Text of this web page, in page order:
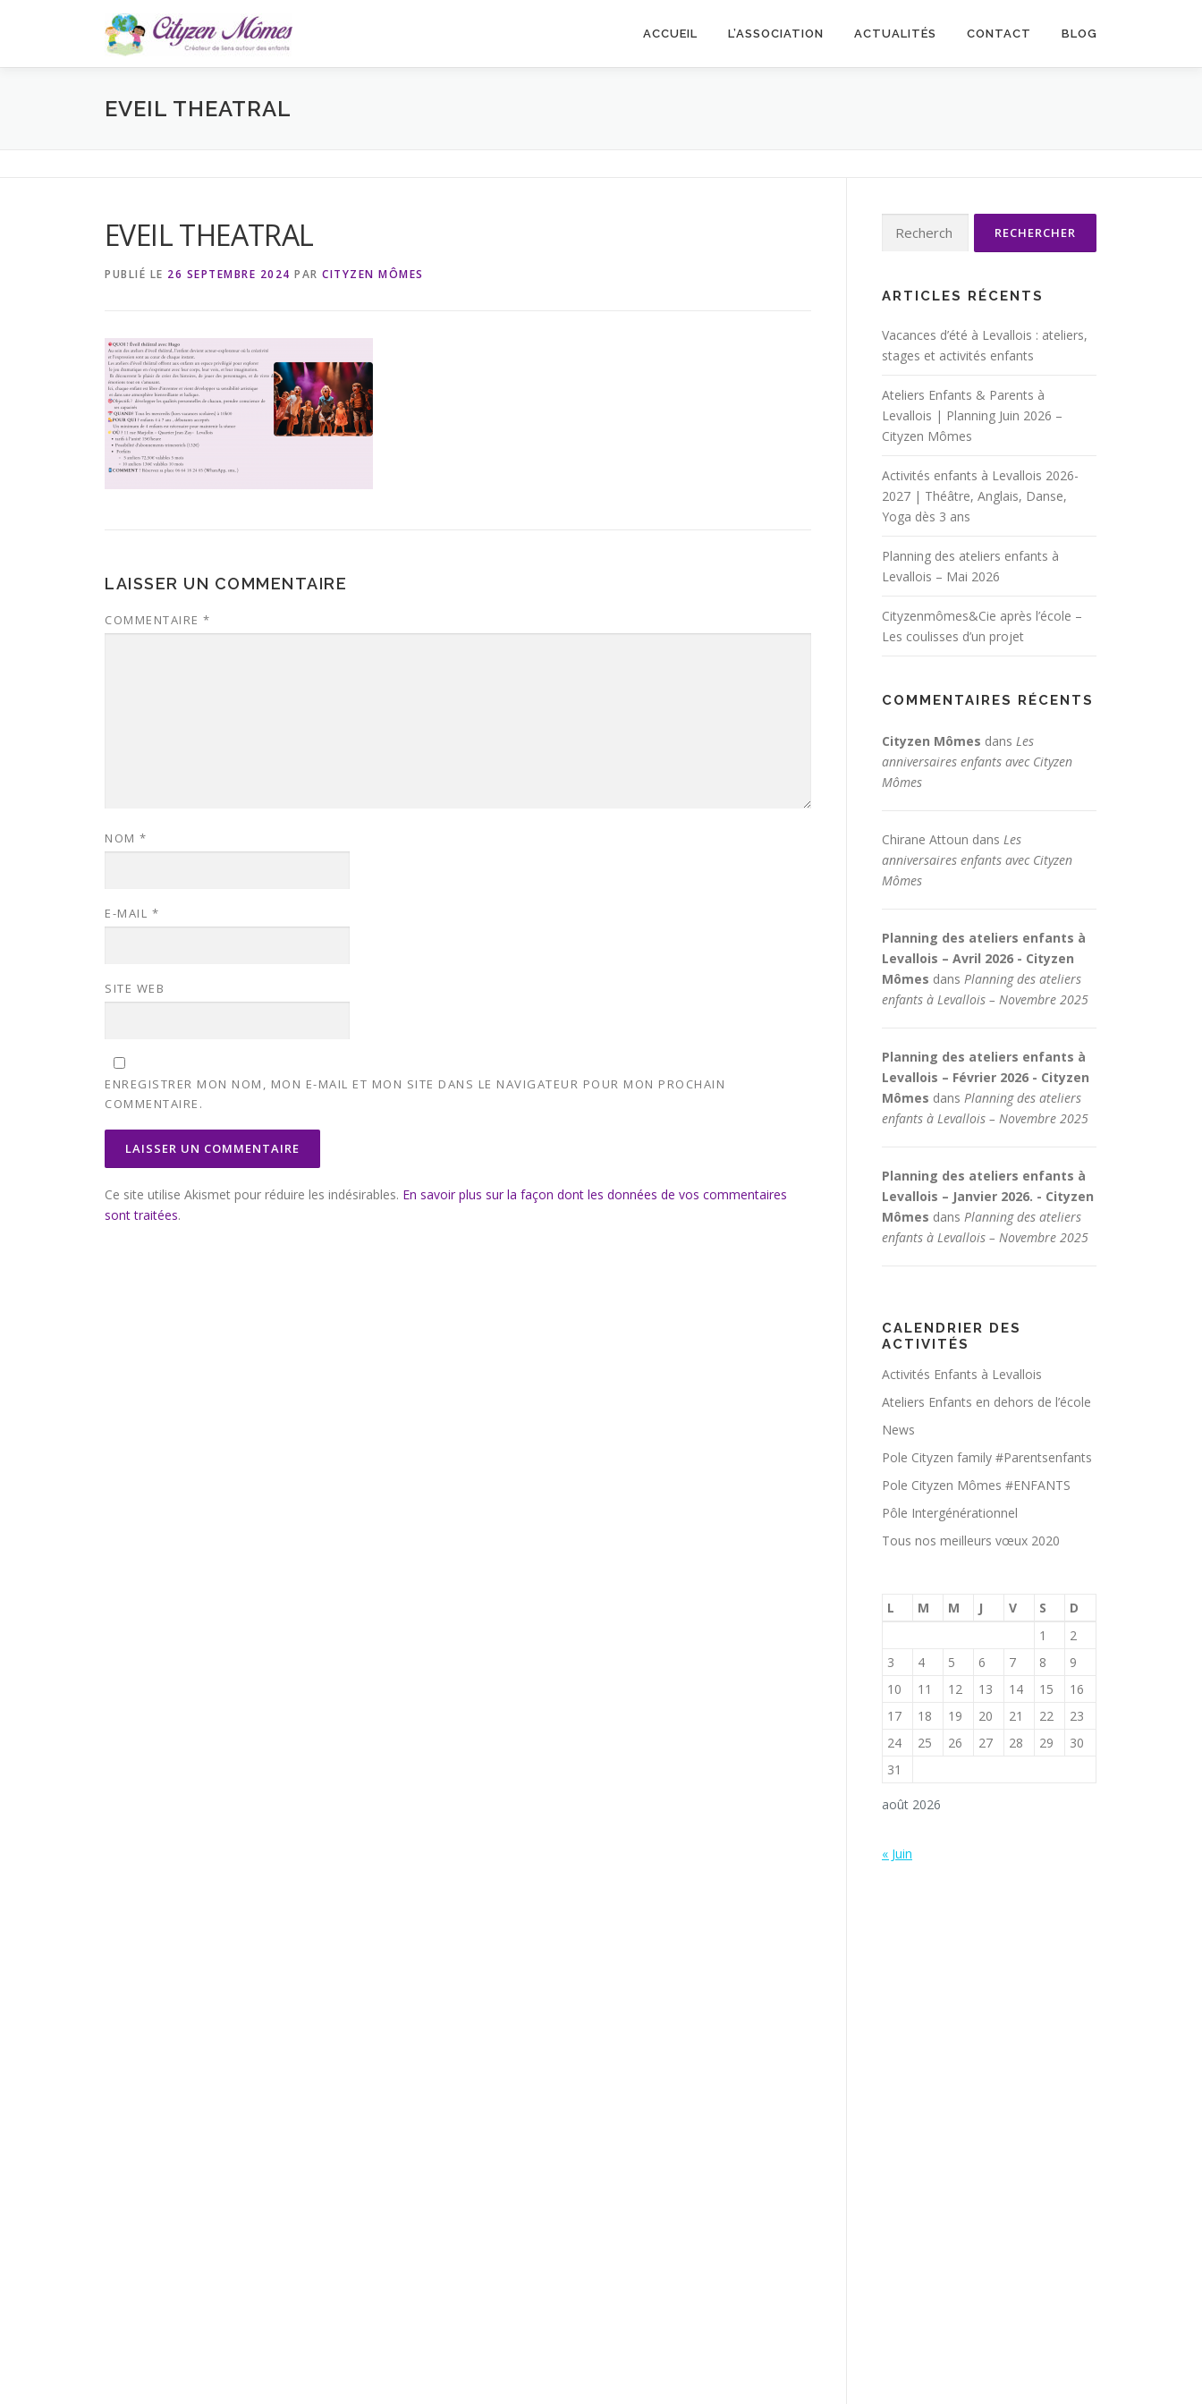
ACCUEIL L’ASSOCIATION ACTUALITÉS CONTACT BLOG
EVEIL THEATRAL
EVEIL THEATRAL
PUBLIÉ LE 26 SEPTEMBRE 2024 PAR CITYZEN MÔMES
LAISSER UN COMMENTAIRE
COMMENTAIRE *
NOM *
E-MAIL *
SITE WEB
ENREGISTRER MON NOM, MON E-MAIL ET MON SITE DANS LE NAVIGATEUR POUR MON PROCHAIN
COMMENTAIRE.
Ce site utilise Akismet pour réduire les indésirables. En savoir plus sur la façon dont les données de vos commentaires
sont traitées.
ARTICLES RÉCENTS
Vacances d’été à Levallois : ateliers,
stages et activités enfants
Ateliers Enfants & Parents à
Levallois | Planning Juin 2026 –
Cityzen Mômes
Activités enfants à Levallois 2026-
2027 | Théâtre, Anglais, Danse,
Yoga dès 3 ans
Planning des ateliers enfants à
Levallois – Mai 2026
Cityzenmômes&Cie après l’école –
Les coulisses d’un projet
COMMENTAIRES RÉCENTS
Cityzen Mômes dans Les
anniversaires enfants avec Cityzen
Mômes
Chirane Attoun dans Les
anniversaires enfants avec Cityzen
Mômes
Planning des ateliers enfants à
Levallois – Avril 2026 - Cityzen
Mômes dans Planning des ateliers
enfants à Levallois – Novembre 2025
Planning des ateliers enfants à
Levallois – Février 2026 - Cityzen
Mômes dans Planning des ateliers
enfants à Levallois – Novembre 2025
Planning des ateliers enfants à
Levallois – Janvier 2026. - Cityzen
Mômes dans Planning des ateliers
enfants à Levallois – Novembre 2025
CALENDRIER DES
ACTIVITÉS
Activités Enfants à Levallois
Ateliers Enfants en dehors de l’école
News
Pole Cityzen family #Parentsenfants
Pole Cityzen Mômes #ENFANTS
Pôle Intergénérationnel
Tous nos meilleurs vœux 2020
août 2026
L M M J V S
D
1
2
3
4 5 6 7 8
9
10
11 12 13 14 15
16
17
18 19 20 21 22
23
24
25 26 27 28 29
30
31
« Juin